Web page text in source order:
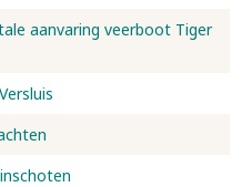
aanvaring veerboot Tiger